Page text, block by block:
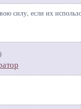
силу, если их